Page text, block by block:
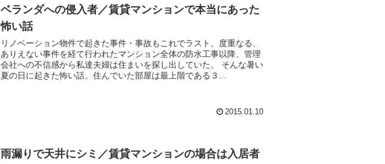
ベランダへの侵入者／賃貸マンションで本当にあった
怖い話
リノベーション物件で起きた事件・事故もこれでラスト。度重なる、
ありえない事件を経て行われたマンション全体の防水工事以降、管理
会社への不信感から私達夫婦は住まいを探し出していた。 そんな暑い
夏の日に起きた怖い話。住んでいた部屋は最上階である３...
2015.01.10
雨漏りで天井にシミ／賃貸マンションの場合は入居者